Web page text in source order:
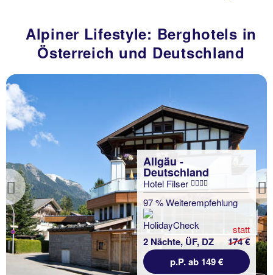
Alpiner Lifestyle: Berghotels in
Österreich und Deutschland
Previous
Allgäu -
Deutschland
Hotel Filser
97 % Weiterempfehlung
2 Nächte, ÜF, DZ
statt
174 €
p.P. ab 149 €